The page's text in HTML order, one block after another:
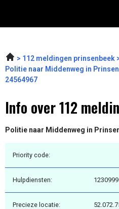
112 meldingen prinsenbeek
Politie naar Middenweg in
24564967
Info over 112
Politie naar Middenweg in
Priority code:
Hulpdiensten:
Precieze locatie: